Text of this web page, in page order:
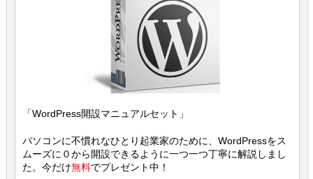
「WordPress開設マニュアルセット」
パソコンに不慣れなひとり起業家のために、WordPressをス
ムーズに０から開設できるように一つ一つ丁寧に解説しまし
た。今だけ無料でプレゼント中！